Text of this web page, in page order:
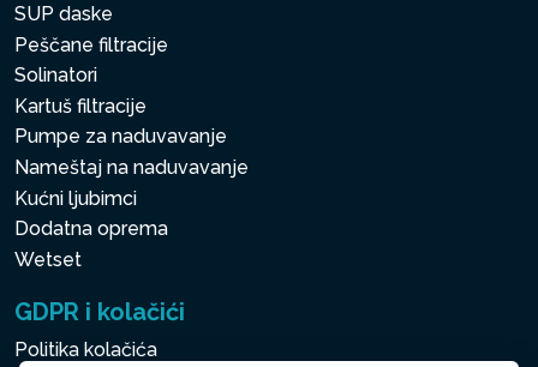
SUP daske
Peščane filtracije
Solinatori
Kartuš filtracije
Pumpe za naduvavanje
Nameštaj na naduvavanje
Kućni ljubimci
Dodatna oprema
Wetset
GDPR i kolačići
Politika kolačića